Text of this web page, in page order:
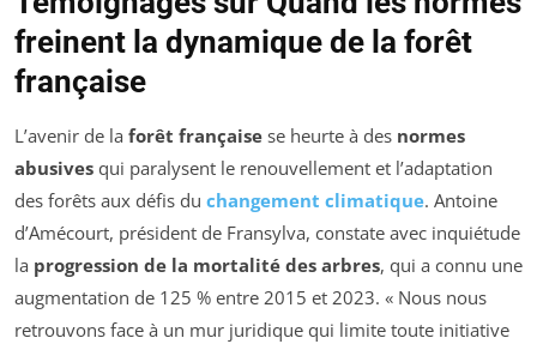
freinent la dynamique de la forêt
française
L’avenir de la forêt française se heurte à des normes
abusives qui paralysent le renouvellement et l’adaptation
des forêts aux défis du changement climatique. Antoine
d’Amécourt, président de Fransylva, constate avec inquiétude
la progression de la mortalité des arbres, qui a connu une
augmentation de 125 % entre 2015 et 2023. « Nous nous
retrouvons face à un mur juridique qui limite toute initiative